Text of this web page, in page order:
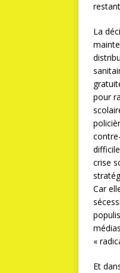
La
pour
crise
Car
«
Et